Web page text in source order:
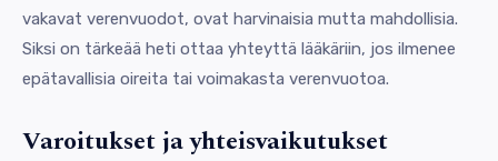
vakavat verenvuodot, ovat harvinaisia mutta mahdollisia.
Siksi on tärkeää heti ottaa yhteyttä lääkäriin, jos ilmenee
epätavallisia oireita tai voimakasta verenvuotoa.
Varoitukset ja yhteisvaikutukset